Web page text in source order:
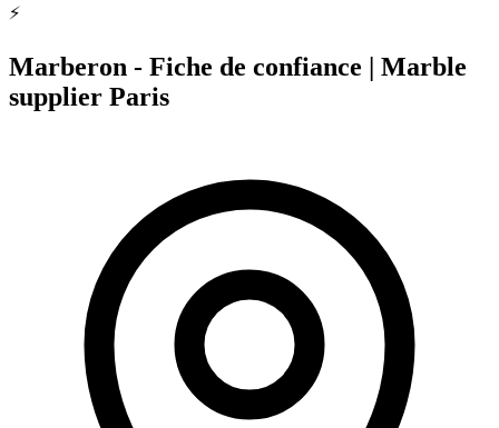
⚡
Marberon - Fiche de confiance | Marble
supplier Paris